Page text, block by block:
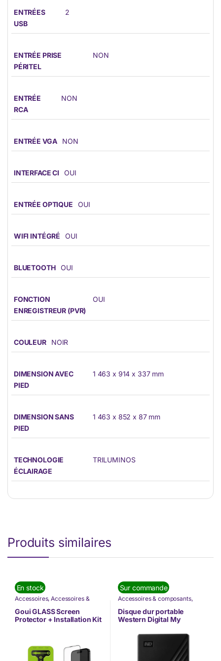
ENTRÉES
USB
2
ENTRÉE PRISE
PÉRITEL
NON
ENTRÉE
RCA
NON
ENTRÉE VGA NON
INTERFACE CI OUI
ENTRÉE OPTIQUE OUI
WIFI INTÉGRÉ OUI
BLUETOOTH OUI
FONCTION
ENREGISTREUR (PVR)
OUI
COULEUR NOIR
DIMENSION AVEC
PIED
1 463 x 914 x 337 mm
DIMENSION SANS
PIED
1 463 x 852 x 87 mm
TECHNOLOGIE
ÉCLAIRAGE
TRILUMINOS
Produits similaires
En stock
Accessoires,Accessoires &
composants,
Nos Marques,Offres à ne pas
rater, Téléphonie & Tablette
Goui GLASS Screen
Protector + Installation Kit
Sur commande
Accessoires & composants,
Nos Marques,
Western Digital
Disque dur portable
Western Digital My
(WDBYVG0010BBK-